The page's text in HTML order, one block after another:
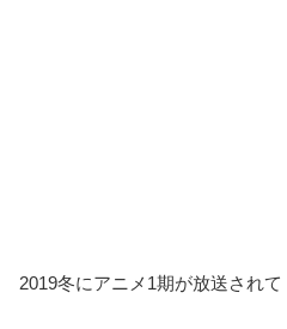
2019冬にアニメ1期が放送されて